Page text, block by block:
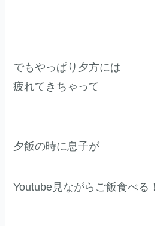
でもやっぱり夕方には
疲れてきちゃって
夕飯の時に息子が
Youtube見ながらご飯食べる！